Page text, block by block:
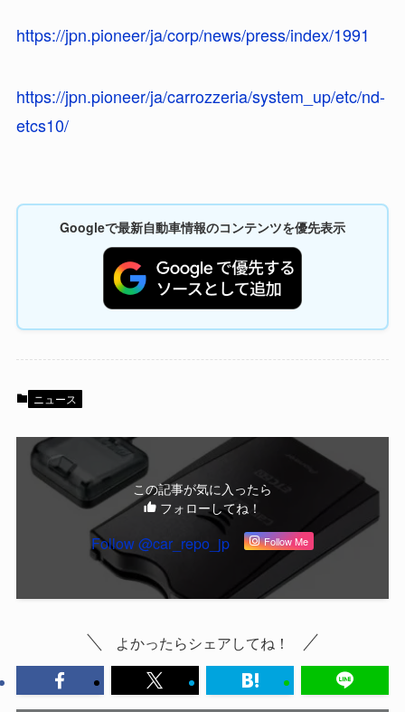
https://jpn.pioneer/ja/corp/news/press/index/1991
https://jpn.pioneer/ja/carrozzeria/system_up/etc/nd-
etcs10/
Googleで最新自動車情報のコンテンツを優先表示
ニュース
この記事が気に入ったら
フォローしてね！
Follow @car_repo_jp Follow Me
よかったらシェアしてね！